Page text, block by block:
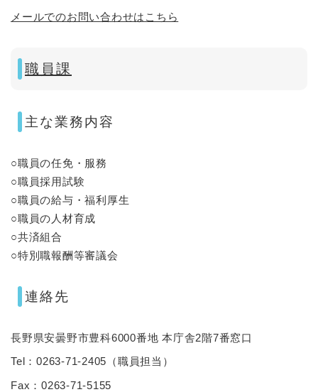
メールでのお問い合わせはこちら
職員課
主な業務内容
○職員の任免・服務
○職員採用試験
○職員の給与・福利厚生
○職員の人材育成
○共済組合
○特別職報酬等審議会
連絡先
長野県安曇野市豊科6000番地 本庁舎2階7番窓口
Tel：0263-71-2405 （職員担当 ）
Fax：0263-71-5155